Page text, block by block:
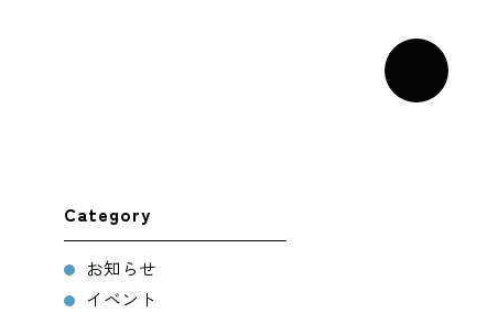
Category
お知らせ
イベント